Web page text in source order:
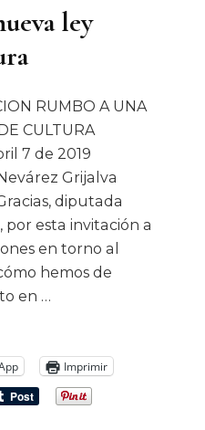
ley
RUMBO A UNA
CULTURA
7 de 2019
Grijalva
diputada
por esta invitación a
en torno al
hemos de
en …
Imprimir